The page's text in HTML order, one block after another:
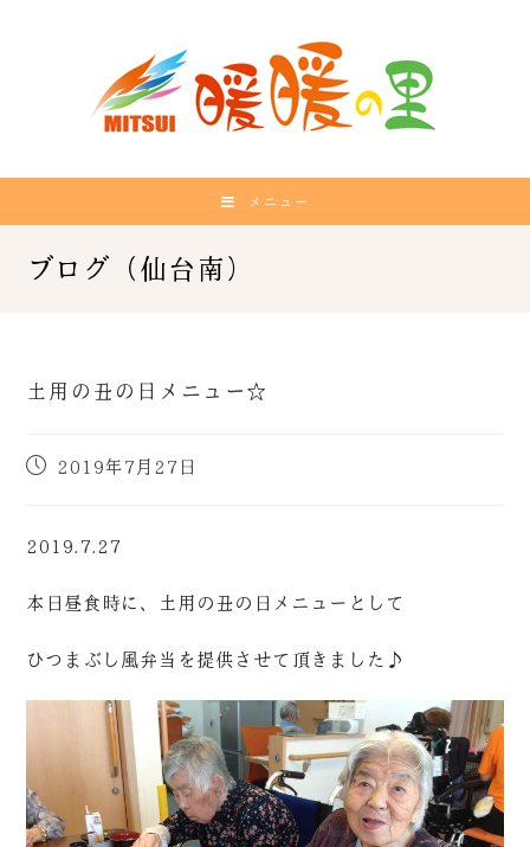
メニュー
土用の丑の日メニュー☆
2019年7月27日
2019.7.27
本日昼食時に、土用の丑の日メニューとして
ひつまぶし風弁当を提供させて頂きました♪